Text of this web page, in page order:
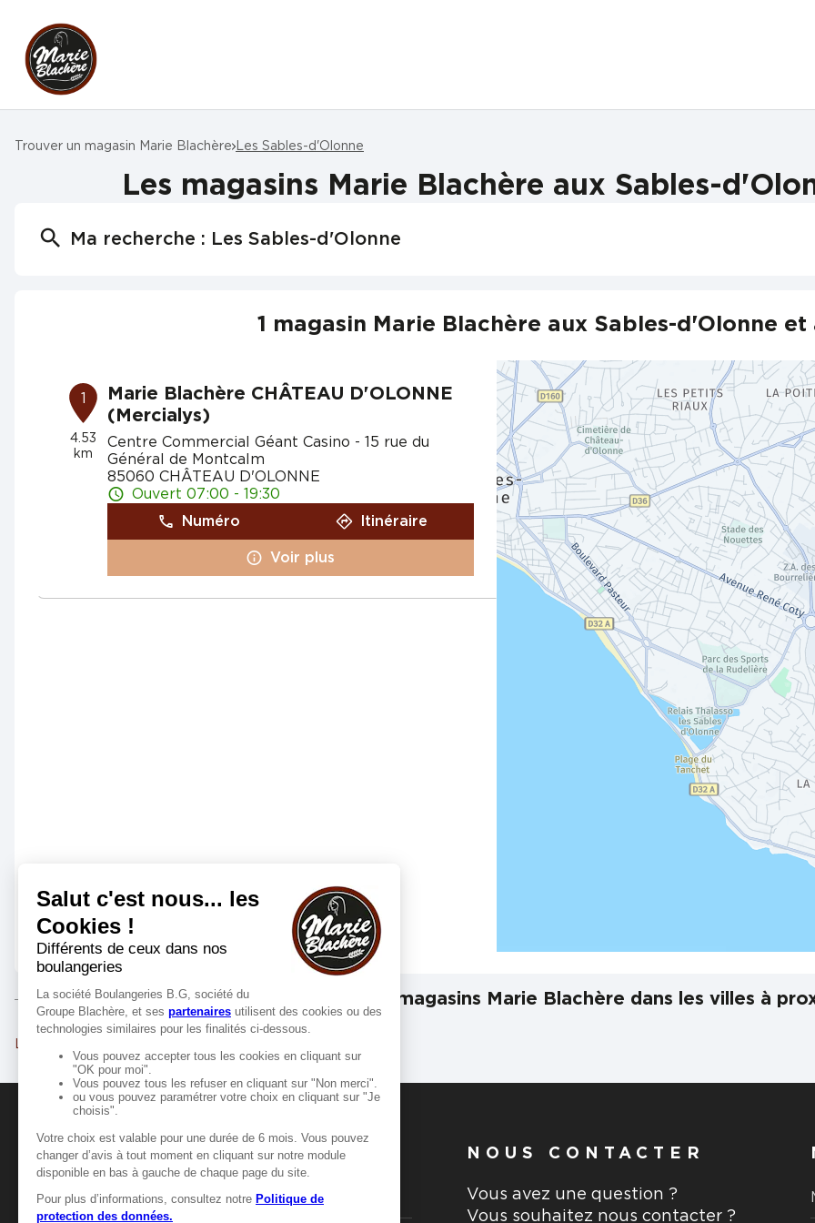
Trouver un magasin Marie Blachère Les Sables-d'Olonne
Les magasins Marie Blachère aux Sables-
Ma recherche : Les Sables-d'Olonne
1 magasin Marie Blachère aux Sables-d'Olonne
1
4.53
km
Marie Blachère CHÂTEAU D'OLONNE
(Mercialys)
Centre Commercial Géant Casino - 15 rue du
Général de Montcalm
85060 CHÂTEAU D'OLONNE
Ouvert 07:00 - 19:30
Numéro
Itinéraire
Voir plus
Les magasins Marie Blachère dans les villes à
Les Sables-d'Olonne
MANGER-BOUGER
Manger-Bouger.fr
NOUS CONTACTER
Vous avez une question ?
Vous souhaitez nous contacter ?